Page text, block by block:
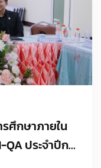
ศึกษาภายใน
ประจำปีการ